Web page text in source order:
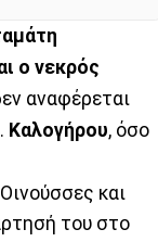
ο νεκρός
αναφέρεται
Καλογήρου, όσο
και
του στο